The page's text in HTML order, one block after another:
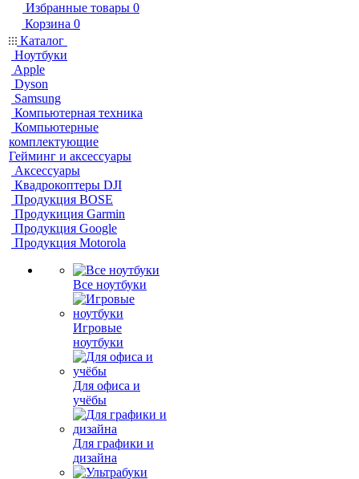
Избранные товары 0
Корзина 0
Каталог
Ноутбуки
Apple
Dyson
Samsung
Компьютерная техника
Компьютерные
комплектующие
Гейминг и аксессуары
Аксессуары
Квадрокоптеры DJI
Продукция BOSE
Продукиция Garmin
Продукция Google
Продукция Motorola
Все ноутбуки
Игровые
ноутбуки
Для офиса и
учёбы
Для графики и
дизайна